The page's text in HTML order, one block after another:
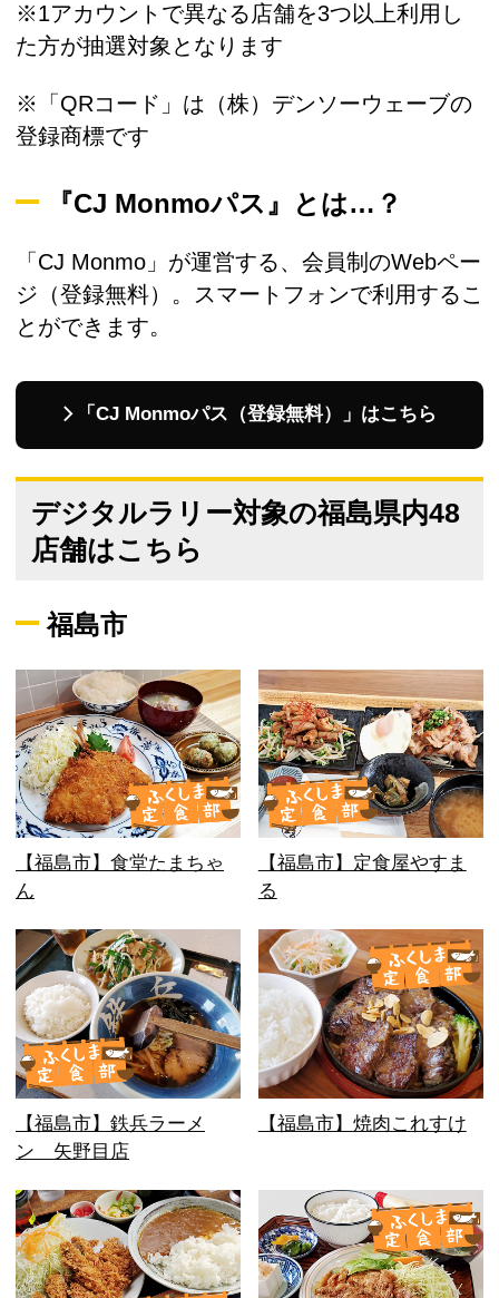
※1アカウントで異なる店舗を3つ以上利用し
た方が抽選対象となります
※「QRコード」は（株）デンソーウェーブの
登録商標です
『CJ Monmoパス』とは…？
「CJ Monmo」が運営する、会員制のWebペー
ジ（登録無料）。スマートフォンで利用するこ
とができます。
「CJ Monmoパス（登録無料）」はこちら
デジタルラリー対象の福島県内48
店舗はこちら
福島市
【福島市】食堂たまちゃ
ん
【福島市】定食屋やすま
る
【福島市】鉄兵ラーメ
ン 矢野目店
【福島市】焼肉これすけ